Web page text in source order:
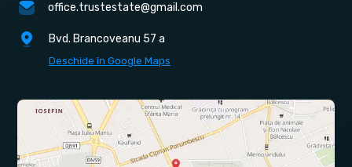
office.trustestate@gmail.com
Bvd. Brancoveanu 57 a
Deschide în Google Maps